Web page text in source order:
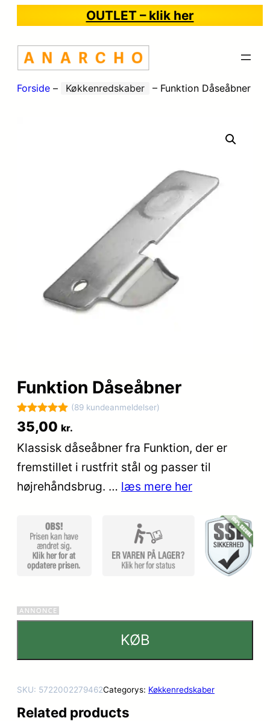
OUTLET – klik her
Forside – Køkkenredskaber – Funktion Dåseåbner
Funktion Dåseåbner
Bedømt
som
af 5
baseret på
89
kundebedøm
(89 kundeanmeldelser)
35,00 kr.
Klassisk dåseåbner fra Funktion, der er
fremstillet i rustfrit stål og passer til
højrehåndsbrug. … læs mere her
KØB
SKU: 5722002279462Categorys: Køkkenredskaber
Related products